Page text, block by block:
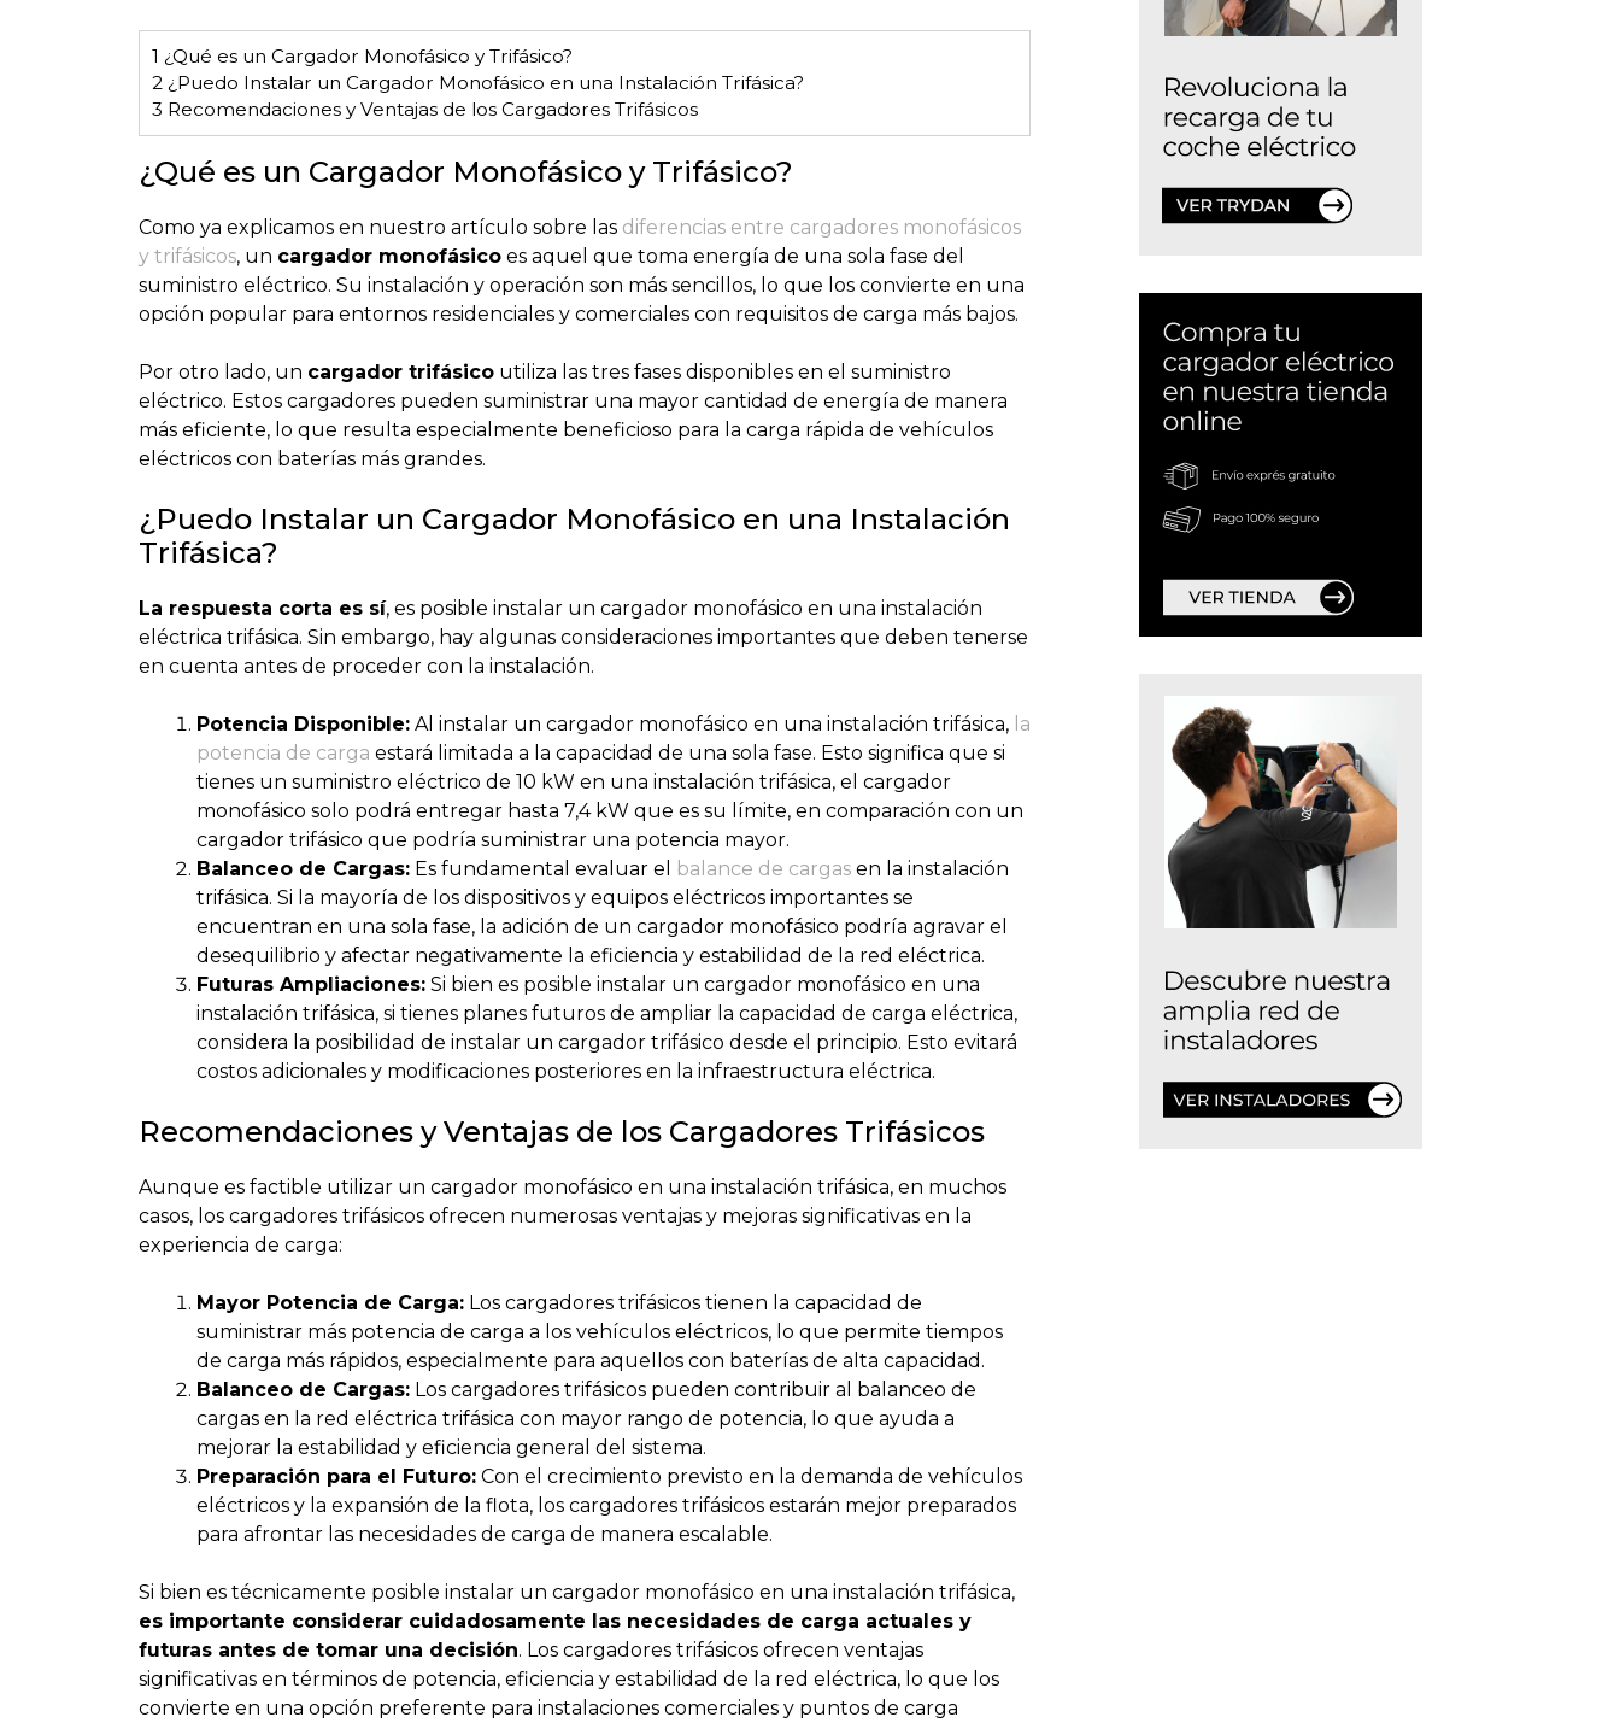
1 ¿Qué es un Cargador Monofásico y Trifásico?
2¿Puedo Instalar un Cargador Monofásico en una Instalación Trifásica?
3 Recomendaciones y Ventajas de los Cargadores Trifásicos
¿Qué es un Cargador Monofásico y Trifásico?
Como ya explicamos en nuestro artículo sobre las diferencias entre cargadores monofásicos
y trifásicos, un cargador monofásicoes aquel que toma energía de una sola fase del
suministro eléctrico. Su instalación y operación son más sencillos, lo que los convierte en una
opción popular para entornos residenciales y comerciales con requisitos de carga más bajos.
Por otro lado, un cargador trifásicoutiliza las tres fases disponibles en el suministro
eléctrico. Estos cargadores pueden suministrar una mayor cantidad de energía de manera
más eficiente, lo que resulta especialmente beneficioso para la carga rápida de vehículos
eléctricos con baterías más grandes.
¿Puedo Instalar un Cargador Monofásico en una Instalación
Trifásica?
La respuesta corta es sí, es posible instalar un cargador monofásico en una instalación
eléctrica trifásica. Sin embargo, hay algunas consideraciones importantes que deben tenerse
en cuenta antes de proceder con la instalación.
Potencia Disponible:Al instalar un cargador monofásico en una instalación trifásica, la
potencia de carga estará limitada a la capacidad de una sola fase. Esto significa que si
tienes un suministro eléctrico de 10 kW en una instalación trifásica, el cargador
monofásico solo podrá entregar hasta 7,4 kW que es su límite, en comparación con un
cargador trifásico que podría suministrar una potencia mayor.
Balanceo de Cargas:Es fundamental evaluar el balance de cargasen la instalación
trifásica. Si la mayoría de los dispositivos y equipos eléctricos importantes se
encuentran en una sola fase, la adición de un cargador monofásico podría agravar el
desequilibrio y afectar negativamente la eficiencia y estabilidad de la red eléctrica.
Futuras Ampliaciones:Si bien es posible instalar un cargador monofásico en una
instalación trifásica, si tienes planes futuros de ampliar la capacidad de carga eléctrica,
considera la posibilidad de instalar un cargador trifásico desde el principio. Esto evitará
costos adicionales y modificaciones posteriores en la infraestructura eléctrica.
Recomendaciones y Ventajas de los Cargadores Trifásicos
Aunque es factible utilizar un cargador monofásico en una instalación trifásica, en muchos
casos, los cargadores trifásicos ofrecen numerosas ventajas y mejoras significativas en la
experiencia de carga:
Mayor Potencia de Carga:Los cargadores trifásicos tienen la capacidad de
suministrar más potencia de carga a los vehículos eléctricos, lo que permite tiempos
de carga más rápidos, especialmente para aquellos con baterías de alta capacidad.
Balanceo de Cargas:Los cargadores trifásicos pueden contribuir al balanceo de
cargas en la red eléctrica trifásica con mayor rango de potencia, lo que ayuda a
mejorar la estabilidad y eficiencia general del sistema.
Preparación para el Futuro:Con el crecimiento previsto en la demanda de vehículos
eléctricos y la expansión de la flota, los cargadores trifásicos estarán mejor preparados
para afrontar las necesidades de carga de manera escalable.
Si bien es técnicamente posible instalar un cargador monofásico en una instalación trifásica,
es importante considerar cuidadosamente las necesidades de carga actuales y
futuras antes de tomar una decisión. Los cargadores trifásicos ofrecen ventajas
significativas en términos de potencia, eficiencia y estabilidad de la red eléctrica, lo que los
convierte en una opción preferente para instalaciones comerciales y puntos de carga